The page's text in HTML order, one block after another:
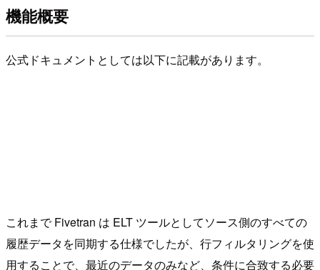
機能概要
公式ドキュメントとしては以下に記載があります。
これまで Fivetran は ELT ツールとしてソース側のすべての
履歴データを同期する仕様でしたが、行フィルタリングを使
用することで、最近のデータのみなど、条件に合致する必要